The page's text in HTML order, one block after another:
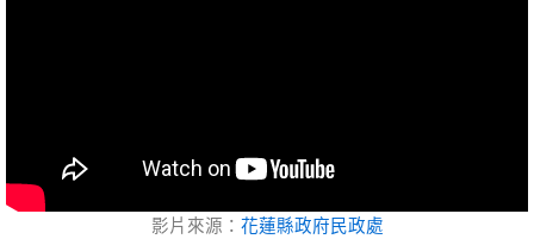
影片來源： 花蓮縣政府民政處